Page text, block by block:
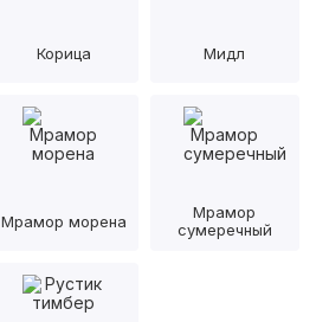
Корица Мидл
Мрамор морена
Мрамор
сумеречный